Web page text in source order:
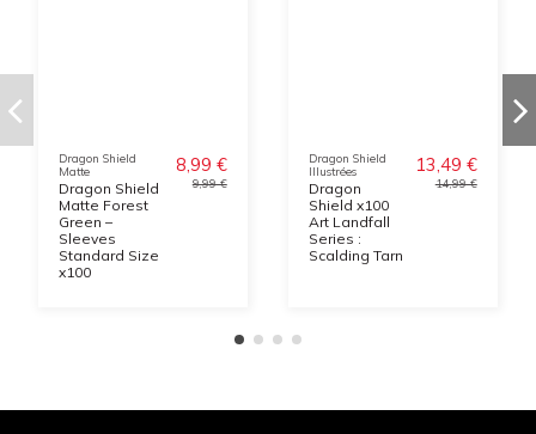
Dragon Shield
Matte
Dragon Shield
Matte Forest
Green –
Sleeves
Standard Size
x100
8,99 €
9,99 €
Dragon Shield
Illustrées
Dragon
Shield x100
Art Landfall
Series :
Scalding Tarn
13,49 €
14,99 €